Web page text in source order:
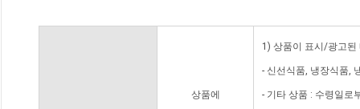
상품에
1) 상품이 표시/광고된
- 신선식품, 냉장식품,
- 기타 상품 : 수령일로